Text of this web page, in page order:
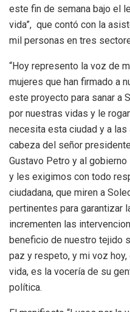
este fin de semana bajo el
vida”, que contó con la
mil personas en tres
“Hoy represento la voz de
mujeres que han firmado a
este proyecto para sanar a
por nuestras vidas y le
necesita esta ciudad y a
cabeza del señor
Gustavo Petro y al
y les exigimos con todo
ciudadana, que miren a
pertinentes para garantizar
incrementen las
beneficio de nuestro tejido
paz y respeto, y mi voz
vida, es la vocería de su
política.